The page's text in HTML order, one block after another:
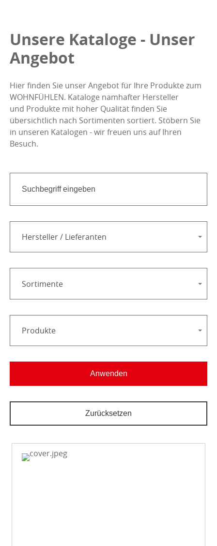
Unsere Kataloge - Unser
Angebot
Hier finden Sie unser Angebot für Ihre Produkte zum
WOHNFÜHLEN. Kataloge namhafter Hersteller
und Produkte mit hoher Qualität finden Sie
übersichtlich nach Sortimenten sortiert. Stöbern Sie
in unseren Katalogen - wir freuen uns auf Ihren
Besuch.
Hersteller / Lieferanten
Sortimente
Produkte
Anwenden
Zurücksetzen